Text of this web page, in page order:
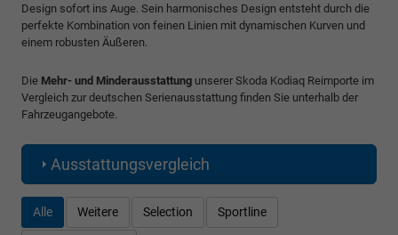
Design sofort ins Auge. Sein harmonisches Design entsteht durch die
perfekte Kombination von feinen Linien mit dynamischen Kurven und
einem robusten Äußeren.
Die Mehr- und Minderausstattung unserer Skoda Kodiaq Reimporte im
Vergleich zur deutschen Serienausstattung finden Sie unterhalb der
Fahrzeugangebote.
Ausstattungsvergleich
Alle Weitere Selection Sportline